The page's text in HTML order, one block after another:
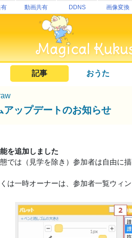
動画共有 DDNS 画像変換
記事 おうた
アップデートのお知らせ
を追加しました
では（見学を除き）参加者は自由に
は一時オーナーは、参加者一覧ウィ